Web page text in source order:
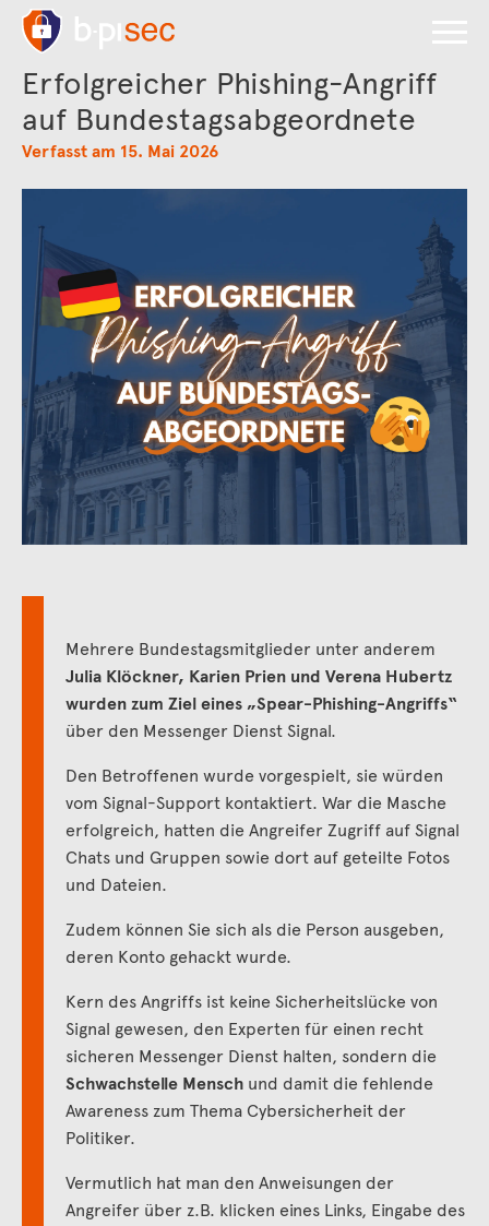
Erfolgreicher Phishing-Angriff
auf Bundestagsabgeordnete
Verfasst am 15. Mai 2026
Mehrere Bundestagsmitglieder unter anderem
Julia Klöckner, Karien Prien und Verena Hubertz
wurden zum Ziel eines „Spear-Phishing-Angriffs“
über den Messenger Dienst Signal.
Den Betroffenen wurde vorgespielt, sie würden
vom Signal-Support kontaktiert. War die Masche
erfolgreich, hatten die Angreifer Zugriff auf Signal
Chats und Gruppen sowie dort auf geteilte Fotos
und Dateien.
Zudem können Sie sich als die Person ausgeben,
deren Konto gehackt wurde.
Kern des Angriffs ist keine Sicherheitslücke von
Signal gewesen, den Experten für einen recht
sicheren Messenger Dienst halten, sondern die
Schwachstelle Mensch und damit die fehlende
Awareness zum Thema Cybersicherheit der
Politiker.
Vermutlich hat man den Anweisungen der
Angreifer über z.B. klicken eines Links, Eingabe des